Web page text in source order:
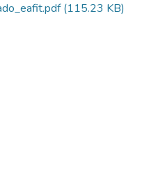
(115.23 KB)